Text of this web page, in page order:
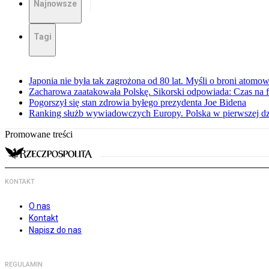
Najnowsze
Tagi
Japonia nie była tak zagrożona od 80 lat. Myśli o broni
Zacharowa zaatakowała Polskę. Sikorski odpowiada: Czas na
Pogorszył się stan zdrowia byłego prezydenta Joe Bidena
Ranking służb wywiadowczych Europy. Polska w pierwszej
Promowane treści
KONTAKT
O nas
Kontakt
Napisz do nas
REGULAMIN